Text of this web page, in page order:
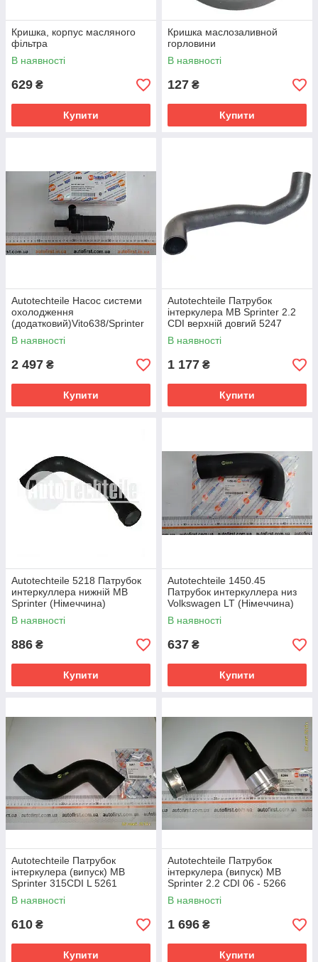
Кришка, корпус масляного
фільтра
В наявності
629 ₴
Купити
Кришка маслозаливной
горловини
В наявності
127 ₴
Купити
Autotechteile Насос системи
охолодження
(додатковий)Vito638/Sprinter
96-2006 рік
В наявності
2 497 ₴
Купити
Autotechteile Патрубок
інтеркулера MB Sprinter 2.2
CDI верхній довгий 5247
В наявності
1 177 ₴
Купити
Autotechteile 5218 Патрубок
интеркуллера нижній MB
Sprinter (Німеччина)
В наявності
886 ₴
Купити
Autotechteile 1450.45
Патрубок интеркуллера низ
Volkswagen LT (Німеччина)
В наявності
637 ₴
Купити
Autotechteile Патрубок
інтеркулера (випуск) MB
Sprinter 315CDI L 5261
В наявності
610 ₴
Купити
Autotechteile Патрубок
інтеркулера (випуск) MB
Sprinter 2.2 CDI 06 - 5266
В наявності
1 696 ₴
Купити